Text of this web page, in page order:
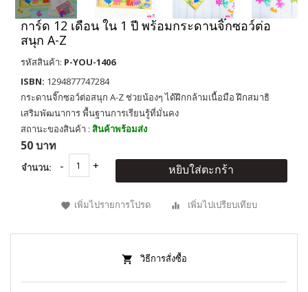
การ์ด 12 เดือน ใน 1 ปี พร้อมกระดานจิ๊กซอว์ต่อ
สนุก A-Z
รหัสสินค้า: P-YOU-1406
ISBN: 1294877747284
กระดานจิ๊กซอว์ต่อสนุก A-Z ช่วยน้องๆ ได้ฝึกกล้ามเนื้อมือ ฝึกสมาธิ
เสริมพัฒนาการ พื้นฐานการเรียนรู้ที่มั่นคง
สถานะของสินค้า : สินค้าพร้อมส่ง
50 บาท
จำนวน: หยิบใส่ตะกร้า
เพิ่มไปรายการโปรด เพิ่มไปเปรียบเทียบ
วิธีการสั่งซื้อ